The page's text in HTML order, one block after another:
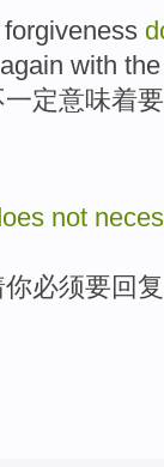
with
定意味着
not
你必须要回复